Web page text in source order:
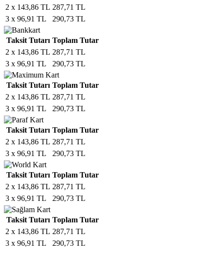
2 x 143,86 TL 287,71 TL
3 x 96,91 TL
290,73 TL
Taksit Tutarı Toplam Tutar
2 x 143,86 TL 287,71 TL
3 x 96,91 TL
290,73 TL
Taksit Tutarı Toplam Tutar
2 x 143,86 TL 287,71 TL
3 x 96,91 TL
290,73 TL
Taksit Tutarı Toplam Tutar
2 x 143,86 TL 287,71 TL
3 x 96,91 TL
290,73 TL
Taksit Tutarı Toplam Tutar
2 x 143,86 TL 287,71 TL
3 x 96,91 TL
290,73 TL
Taksit Tutarı Toplam Tutar
2 x 143,86 TL 287,71 TL
3 x 96,91 TL
290,73 TL